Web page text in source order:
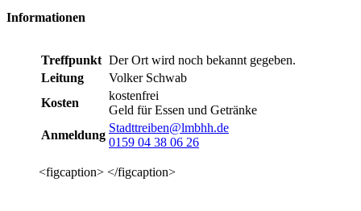
Informationen
Treffpunkt Der Ort wird noch bekannt gegeben.
Leitung
Volker Schwab
Kosten
kostenfrei
Geld für Essen und Getränke
Anmeldung
Stadttreiben@lmbhh.de
0159 04 38 06 26
<figcaption> </figcaption>